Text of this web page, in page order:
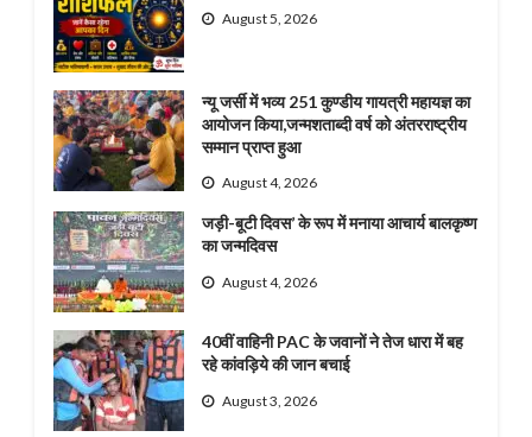
August 5, 2026
न्यू जर्सी में भव्य 251 कुण्डीय गायत्री महायज्ञ का
आयोजन किया,जन्मशताब्दी वर्ष को अंतरराष्ट्रीय
सम्मान प्राप्त हुआ
August 4, 2026
जड़ी-बूटी दिवस’ के रूप में मनाया आचार्य बालकृष्ण
का जन्मदिवस
August 4, 2026
40वीं वाहिनी PAC के जवानों ने तेज धारा में बह
रहे कांवड़िये की जान बचाई
August 3, 2026